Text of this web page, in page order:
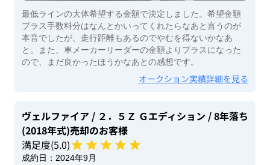
最低ラインの大体希望する金額で決定しました。希望金額
プラス手数料分はなんとかいってくれたらなあと言うのが
本音でしたが、走行距離もあるのでやむを得ないかなあ
と。また、車メーカーリーダーの金額よりプラスになった
ので、まだ良かったほうかなあとの感想です。
オークション実績詳細を見る
ヴェルファイア / ２．５Ｚ Ｇエディション / 8年落ち
(2018年式)売却のお客様
満足度(5.0)
成約日： 2024年9月